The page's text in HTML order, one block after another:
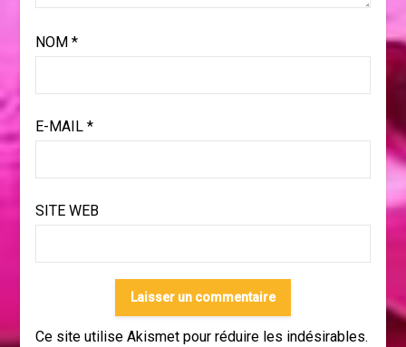
NOM *
E-MAIL *
SITE WEB
Ce site utilise Akismet pour réduire les indésirables.